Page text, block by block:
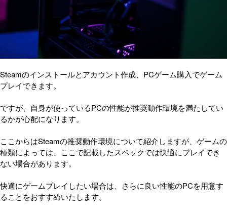
Steamのインストールとアカウント作成、PCゲーム購入でゲーム
プレイできます。
ですが、自身が使っているPCの性能が推奨動作環境を満たしてい
るかが心配になります。
ここからはSteamの推奨動作環境について紹介しますが、ゲームの
種類によっては、ここで記載したスペックでは快適にプレイでき
ない場合があります。
快適にゲームプレイしたい場合は、さらに良い性能のPCを用意す
ることをおすすめいたします。